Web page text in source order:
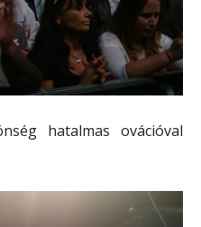
hatalmas ovációval